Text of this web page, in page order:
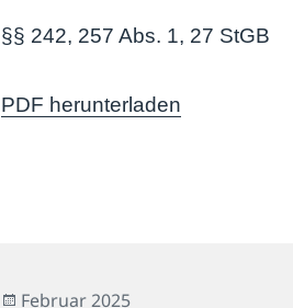
§§ 242, 257 Abs. 1, 27 StGB
PDF herunterladen
Veröffentlicht
Februar 2025